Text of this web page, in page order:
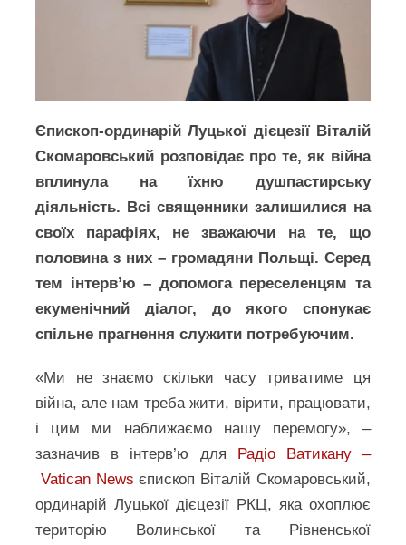
Єпископ-ординарій Луцької дієцезії Віталій
Скомаровський розповідає про те, як війна
вплинула на їхню душпастирську
діяльність. Всі священники залишилися на
своїх парафіях, не зважаючи на те, що
половина з них – громадяни Польщі. Серед
тем інтерв’ю – допомога переселенцям та
екуменічний діалог, до якого спонукає
спільне прагнення служити потребуючим.
«Ми не знаємо скільки часу триватиме ця
війна, але нам треба жити, вірити, працювати,
і цим ми наближаємо нашу перемогу», –
зазначив в інтерв’ю для Радіо Ватикану –
Vatican News єпископ Віталій Скомаровський,
ординарій Луцької дієцезії РКЦ, яка охоплює
територію Волинської та Рівненської